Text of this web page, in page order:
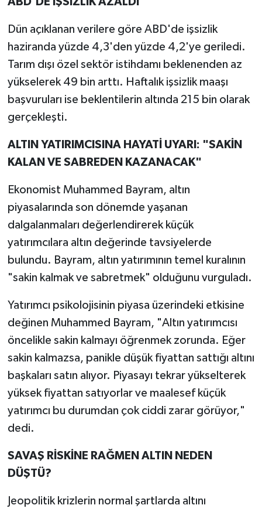
Dün açıklanan verilere göre ABD'de işsizlik
haziranda yüzde 4,3'den yüzde 4,2'ye geriledi.
Tarım dışı özel sektör istihdamı beklenenden az
yükselerek 49 bin arttı. Haftalık işsizlik maaşı
başvuruları ise beklentilerin altında 215 bin olarak
gerçekleşti.
ALTIN YATIRIMCISINA HAYATİ UYARI: "SAKİN
KALAN VE SABREDEN KAZANACAK"
Ekonomist Muhammed Bayram, altın
piyasalarında son dönemde yaşanan
dalgalanmaları değerlendirerek küçük
yatırımcılara altın değerinde tavsiyelerde
bulundu. Bayram, altın yatırımının temel kuralının
"sakin kalmak ve sabretmek" olduğunu vurguladı.
Yatırımcı psikolojisinin piyasa üzerindeki etkisine
değinen Muhammed Bayram, "Altın yatırımcısı
öncelikle sakin kalmayı öğrenmek zorunda. Eğer
sakin kalmazsa, panikle düşük fiyattan sattığı altını
başkaları satın alıyor. Piyasayı tekrar yükselterek
yüksek fiyattan satıyorlar ve maalesef küçük
yatırımcı bu durumdan çok ciddi zarar görüyor,"
dedi.
SAVAŞ RİSKİNE RAĞMEN ALTIN NEDEN
DÜŞTÜ?
Jeopolitik krizlerin normal şartlarda altını